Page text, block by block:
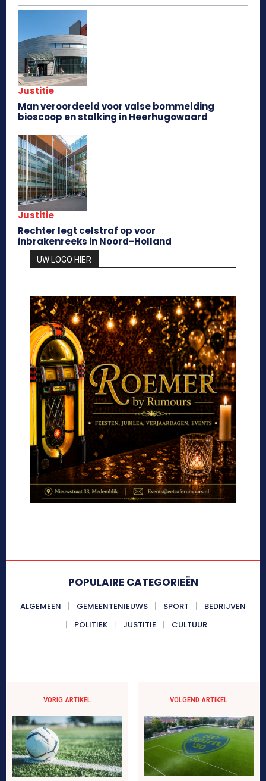
Justitie
Man veroordeeld voor valse bommelding
bioscoop en stalking in Heerhugowaard
Justitie
Rechter legt celstraf op voor
inbrakenreeks in Noord-Holland
UW LOGO HIER
POPULAIRE CATEGORIEËN
ALGEMEEN GEMEENTENIEUWS SPORT
BEDRIJVEN
POLITIEK
JUSTITIE CULTUUR
VORIG ARTIKEL VOLGEND ARTIKEL